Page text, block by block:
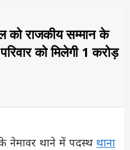
को राजकीय सम्मान के
को मिलेगी 1 करोड़
के नेमावर थाने में पदस्थ थाना